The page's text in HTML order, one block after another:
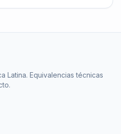
Latina. Equivalencias técnicas